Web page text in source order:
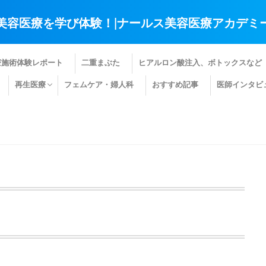
容医療を学び体験！|ナールス美容医療アカデミ
術体験レポート 二重まぶた ヒアルロン酸注入、ボトックスなど
再生医療 フェムケア・婦人科 おすすめ記事 医師インタビ